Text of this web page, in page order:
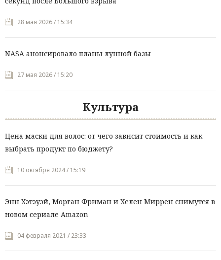
28 мая 2026 / 15:34
NASA анонсировало планы лунной базы
27 мая 2026 / 15:20
Культура
Цена маски для волос: от чего зависит стоимость и как
выбрать продукт по бюджету?
10 октября 2024 / 15:19
Энн Хэтэуэй, Морган Фриман и Хелен Миррен снимутся в
новом сериале Amazon
04 февраля 2021 / 23:33